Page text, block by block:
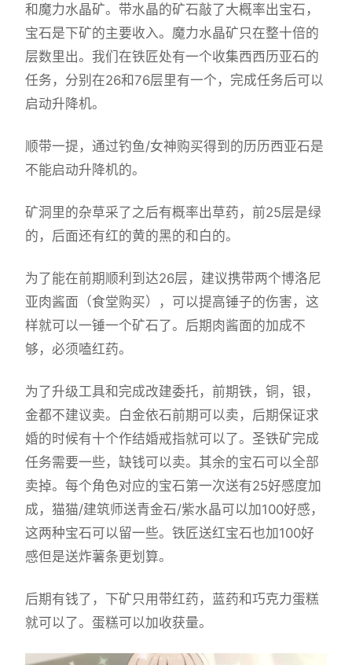
和魔力水晶矿。带水晶的矿石敲了大概率出宝石，
宝石是下矿的主要收入。魔力水晶矿只在整十倍的
层数里出。我们在铁匠处有一个收集西西历亚石的
任务，分别在26和76层里有一个，完成任务后可以
启动升降机。
顺带一提，通过钓鱼/女神购买得到的历历西亚石是
不能启动升降机的。
矿洞里的杂草采了之后有概率出草药，前25层是绿
的，后面还有红的黄的黑的和白的。
为了能在前期顺利到达26层，建议携带两个博洛尼
亚肉酱面（食堂购买），可以提高锤子的伤害，这
样就可以一锤一个矿石了。后期肉酱面的加成不
够，必须嗑红药。
为了升级工具和完成改建委托，前期铁，铜，银，
金都不建议卖。白金依石前期可以卖，后期保证求
婚的时候有十个作结婚戒指就可以了。圣铁矿完成
任务需要一些，缺钱可以卖。其余的宝石可以全部
卖掉。每个角色对应的宝石第一次送有25好感度加
成，猫猫/建筑师送青金石/紫水晶可以加100好感，
这两种宝石可以留一些。铁匠送红宝石也加100好
感但是送炸薯条更划算。
后期有钱了，下矿只用带红药，蓝药和巧克力蛋糕
就可以了。蛋糕可以加收获量。